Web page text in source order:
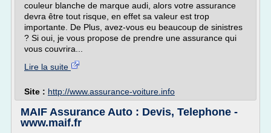
couleur blanche de marque audi, alors votre assurance
devra être tout risque, en effet sa valeur est trop
importante. De Plus, avez-vous eu beaucoup de sinistres
? Si oui, je vous propose de prendre une assurance qui
vous couvrira...
Lire la suite
Site : http://www.assurance-voiture.info
MAIF Assurance Auto : Devis, Telephone -
www.maif.fr